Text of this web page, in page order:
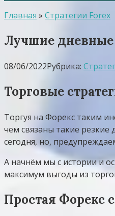
Главная » Стратегии Forex
Лучшие дневные
08/06/2022Рубрика:
Торговые
Торгуя на Форекс таким
чем связаны такие
сегодня, но,
А начнём мы с истории и
максимум выгоды из
Простая Форекс